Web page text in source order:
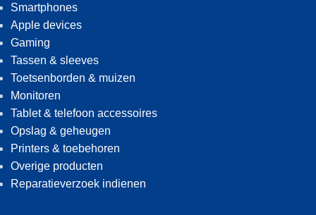
Smartphones
Apple devices
Gaming
Tassen & sleeves
Toetsenborden & muizen
Monitoren
Tablet & telefoon accessoires
Opslag & geheugen
Printers & toebehoren
Overige producten
Reparatieverzoek indienen